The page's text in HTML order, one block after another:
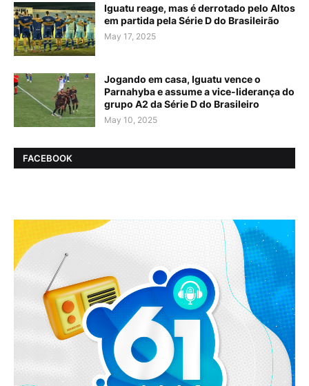
Iguatu reage, mas é derrotado pelo Altos
em partida pela Série D do Brasileirão
May 17, 2025
Jogando em casa, Iguatu vence o
Parnahyba e assume a vice-liderança do
grupo A2 da Série D do Brasileiro
May 10, 2025
FACEBOOK